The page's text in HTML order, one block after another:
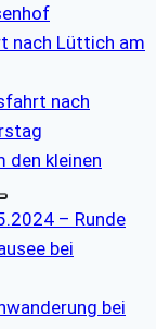
nach Lüttich am
nach
den kleinen
– Runde
bei
bei